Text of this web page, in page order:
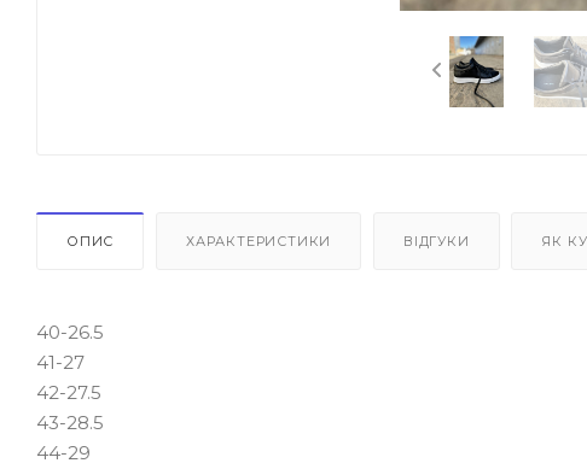
ОПИС ХАРАКТЕРИСТИКИ ВІДГУКИ ЯК
40-26.5
41-27
42-27.5
43-28.5
44-29